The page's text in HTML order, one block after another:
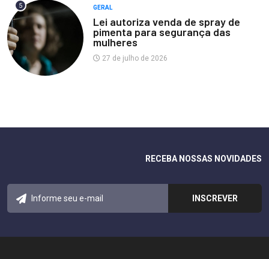
5 GERAL
Lei autoriza venda de spray de
pimenta para segurança das
mulheres
27 de julho de 2026
RECEBA NOSSAS NOVIDADES